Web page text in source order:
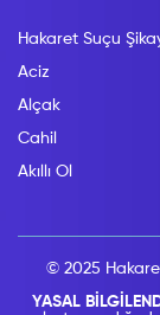
Hakaret Suçu
Aciz
Alçak
Cahil
Akıllı Ol
© 2025
YASAL